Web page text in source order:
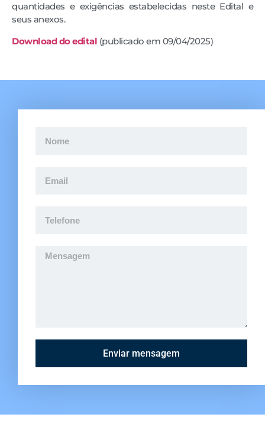
quantidades e exigências estabelecidas neste Edital e
seus anexos.
Downloaddo edital (publicado em 09/04/2025)
Enviar mensagem